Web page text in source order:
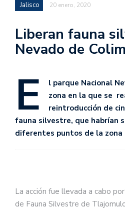
Jalisco 20 enero, 2020
Liberan fauna
Nevado de
E
l parque Nacional
zona en la que se
reintroducción de
fauna silvestre, que habrían
diferentes puntos de la zona
La acción fue llevada a cabo
de Fauna Silvestre de